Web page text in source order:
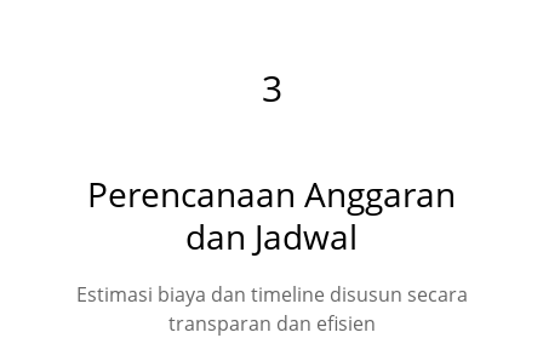
3
Perencanaan Anggaran
dan Jadwal
Estimasi biaya dan timeline disusun secara
transparan dan efisien